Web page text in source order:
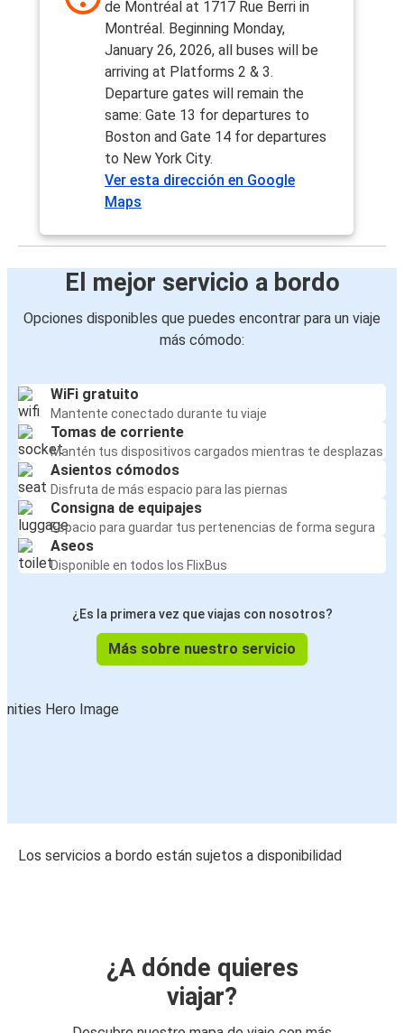
de Montréal at 1717 Rue Berri in
Montréal. Beginning Monday,
January 26, 2026, all buses will be
arriving at Platforms 2 & 3.
Departure gates will remain the
same: Gate 13 for departures to
Boston and Gate 14 for departures
to New York City.
Ver esta dirección en Google
Maps
El mejor servicio a bordo
Opciones disponibles que puedes encontrar para un viaje
más cómodo:
WiFi gratuito
Mantente conectado durante tu viaje
Tomas de corriente
Mantén tus dispositivos cargados mientras te desplazas
Asientos cómodos
Disfruta de más espacio para las piernas
Consigna de equipajes
Espacio para guardar tus pertenencias de forma segura
Aseos
Disponible en todos los FlixBus
¿Es la primera vez que viajas con nosotros?
Más sobre nuestro servicio
Los servicios a bordo están sujetos a disponibilidad
¿A dónde quieres
viajar?